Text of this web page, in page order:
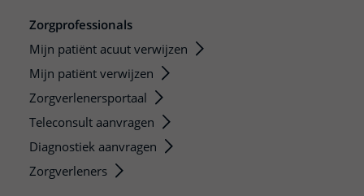
Zorgprofessionals
Mijn patiënt acuut verwijzen
Mijn patiënt verwijzen
Zorgverlenersportaal
Teleconsult aanvragen
Diagnostiek aanvragen
Zorgverleners